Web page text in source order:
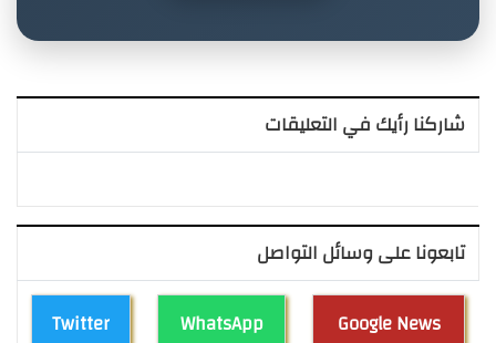
شاركنا رأيك في التعليقات
تابعونا على وسائل التواصل
Twitter WhatsApp Google News